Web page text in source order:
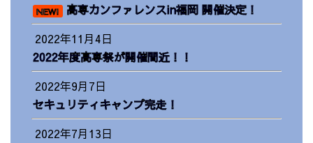
NEW!
高専カンファレンスin福岡 開催決定！
2022年11月4日
2022年度高専祭が開催間近！！
2022年9月7日
セキュリティキャンプ完走！
2022年7月13日